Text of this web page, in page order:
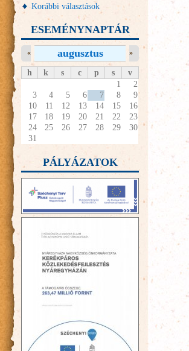
Korábbi választások
ESEMÉNYNAPTÁR
augusztus
« »
h k s c p s
v
1
2
3
4 5 6 7 8
9
10
11 12 13 14 15
16
17
18 19 20 21 22
23
24
25 26 27 28 29
30
31
PÁLYÁZATOK